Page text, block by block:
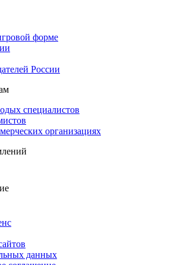
форме
России
специалистов
организациях
данных